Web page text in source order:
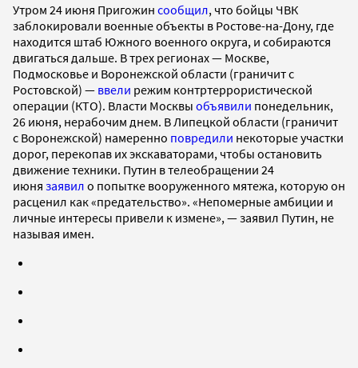
Утром 24 июня Пригожин сообщил, что бойцы ЧВК
заблокировали военные объекты в Ростове-на-Дону, где
находится штаб Южного военного округа, и собираются
двигаться дальше. В трех регионах — Москве,
Подмосковье и Воронежской области (граничит с
Ростовской) — ввели режим контртеррористической
операции (КТО). Власти Москвы объявили понедельник,
26 июня, нерабочим днем. В Липецкой области (граничит
с Воронежской) намеренно повредили некоторые участки
дорог, перекопав их экскаваторами, чтобы остановить
движение техники. Путин в телеобращении 24
июня заявил о попытке вооруженного мятежа, которую он
расценил как «предательство». «Непомерные амбиции и
личные интересы привели к измене», — заявил Путин, не
называя имен.